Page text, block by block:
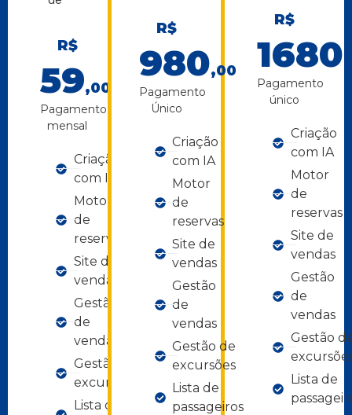
R$
59,00/mês
Pagamento
mensal
Criação
com IA
Motor
de
reservas
Site de
vendas
Gestão
de
vendas
Gestão de
excursões
Lista de
R$
980,00
Pagamento
Único
Criação
com IA
Motor
de
reservas
Site de
vendas
Gestão
de
vendas
Gestão de
excursões
Lista de
passageiros
R$
1680
Pagamento
único
Criação
com IA
Motor
de
reservas
Site de
vendas
Gestão
de
vendas
Gestão
Lista de